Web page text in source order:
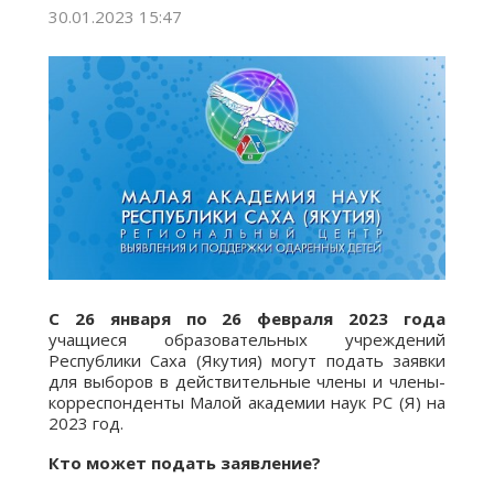
30.01.2023 15:47
С 26 января по 26 февраля 2023 года
учащиеся образовательных учреждений
Республики Саха (Якутия) могут подать заявки
для выборов в действительные члены и члены-
корреспонденты Малой академии наук РС (Я) на
2023 год.
Кто может подать заявление?